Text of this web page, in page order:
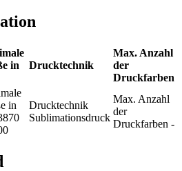
in
Drucktechnik
Max. Anzahl
der
Druckfarben
in
Drucktechnik
Sublimationsdruck
Max. Anzahl
der
Druckfarben -